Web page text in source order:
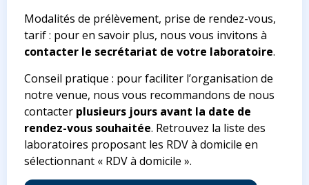
Modalités de prélèvement, prise de rendez-vous,
tarif : pour en savoir plus, nous vous invitons à
contacter le secrétariat de votre laboratoire.
Conseil pratique : pour faciliter l’organisation de
notre venue, nous vous recommandons de nous
contacter plusieurs jours avant la date de
rendez-vous souhaitée. Retrouvez la liste des
laboratoires proposant les RDV à domicile en
sélectionnant « RDV à domicile ».